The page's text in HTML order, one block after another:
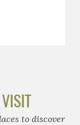
to discover